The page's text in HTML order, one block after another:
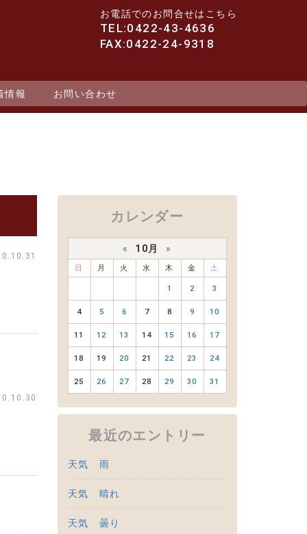
お電話でのお問合せはこちら
TEL:0422-43-4636
FAX:0422-24-9318
情報 お問い合わせ
カレンダー
« 10月 »
日 月 火 水 木 金 土
1 2 3
4 5 6 7 8 9 10
11 12 13 14 15 16 17
18 19 20 21 22 23 24
25 26 27 28 29 30 31
最近のエントリー
天気 雨
天気 晴れ
天気 曇り